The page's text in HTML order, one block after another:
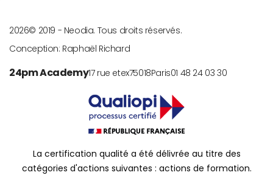
© 2019 -
2026
Neodia. Tous droits réservés.
Conception: Raphaël Richard
24pm Academy17 rue etex75018Paris01 48 24 03 30
La certification qualité a été délivrée au titre des
catégories d'actions suivantes : actions de formation.